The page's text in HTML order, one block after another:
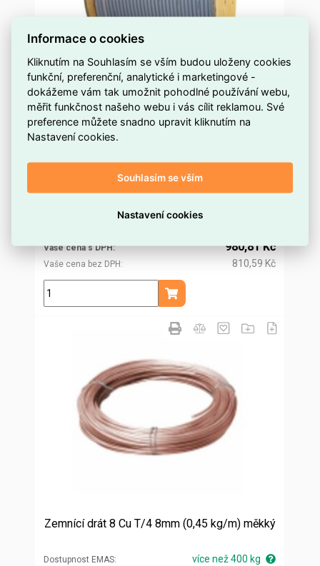
Vodič HVI light plus d21 mm šedý, 500 m
(řezaný) DEHN 819605
Dostupnost EMAS 1 000 a více m
Kód dodavatele
819605
ELOSOS1434759
4013364499652
Vaše cena s DPH
Vaše cena bez DPH
980,81 Kč
810,59 Kč
m
Přidat do košíku
Zemnící drát 8 Cu T/4 8mm (0,45 kg/m) měkký
Dostupnost EMAS více než 400 kg
Informace o cookies
Kliknutím na Souhlasím se vším budou uloženy cookies
funkční, preferenční, analytické i marketingové -
dokážeme vám tak umožnit pohodlné používání webu,
měřit funkčnost našeho webu i vás cílit reklamou. Své
preference můžete snadno upravit kliknutím na
Nastavení cookies.
Souhlasím se vším
Nastavení cookies